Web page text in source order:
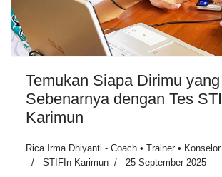
Temukan Siapa Dirimu yang
Sebenarnya dengan Tes
Karimun
Rica Irma Dhiyanti - Coach • Trainer •
STIFIn Karimun
25 September 2025